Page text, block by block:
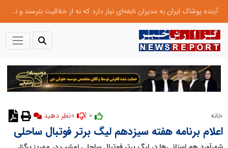
آینده پوشاک ایران به مدیران نابغه‌ای نیاز دارد که نه از خلاقیت بترسند و نه بروکراسی
خانه
اعلام برنامه هفته سیزدهم لیگ برتر فوتبال ساحلی